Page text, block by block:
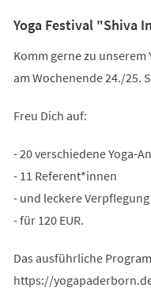
Yoga Festival "Shiva
Komm gerne zu unserem
am Wochenende 24./25.
Freu Dich auf:
- 20 verschiedene Yoga-
- 11 Referent*innen
- und leckere Verpflegung
- für 120 EUR.
Das ausführliche
https://